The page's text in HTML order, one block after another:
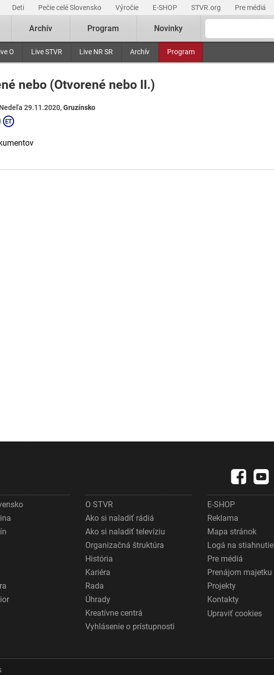
Deti Pečie celé Slovensko Výročie E-SHOP STVR.org Pre médiá
O Live STVR Live NR SR Archív Program
Archív Program Novinky
nebo (Otvorené nebo II.)
29.11.2020,Gruzínsko
O STVR
Ako si naladiť rádiá
Ako si naladiť televíziu
Organizačná štruktúra
História
Kariéra
Rada
Úhrady
Kreatívne centrá
Vyhlásenie o prístupnosti
E-SHOP
Reklama
Mapa stránok
Logá na stiahnutie
Pre médiá
Prenájom majetku
Projekty
Kontakty
Upraviť cookies